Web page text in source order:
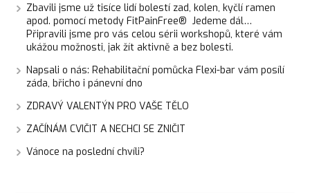
Zbavili jsme už tisíce lidí bolestí zad, kolen, kyčlí ramen
apod. pomocí metody FitPainFree® Jedeme dál…
Připravili jsme pro vás celou sérii workshopů, které vám
ukážou možnosti, jak žít aktivně a bez bolesti.
Napsali o nás: Rehabilitační pomůcka Flexi-bar vám posílí
záda, břicho i pánevní dno
ZDRAVÝ VALENTÝN PRO VAŠE TĚLO
ZAČÍNÁM CVIČIT A NECHCI SE ZNIČIT
Vánoce na poslední chvíli?